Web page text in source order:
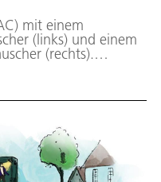
mit einem
(links) und einem
(rechts).
Pumpen in der Mitte